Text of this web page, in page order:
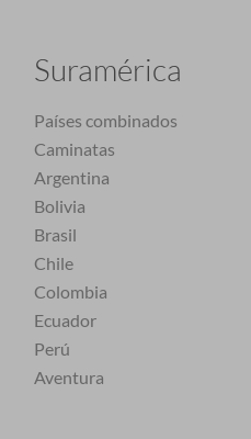
Suramérica
Países combinados
Caminatas
Argentina
Bolivia
Brasil
Chile
Colombia
Ecuador
Perú
Aventura